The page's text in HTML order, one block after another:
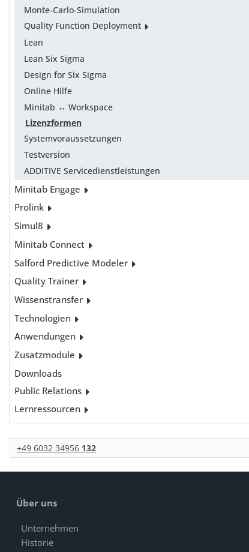
Monte-Carlo-Simulation
Quality Function Deployment
Lean
Lean Six Sigma
Design for Six Sigma
Online Hilfe
Minitab ↔ Workspace
Lizenzformen
Systemvoraussetzungen
Testversion
ADDITIVE Servicedienstleistungen
Minitab Engage
Prolink
Simul8
Minitab Connect
Salford Predictive Modeler
Quality Trainer
Wissenstransfer
Technologien
Anwendungen
Zusatzmodule
Downloads
Public Relations
Lernressourcen
+49 6032 34956 132
Über uns
Unternehmen
Historie